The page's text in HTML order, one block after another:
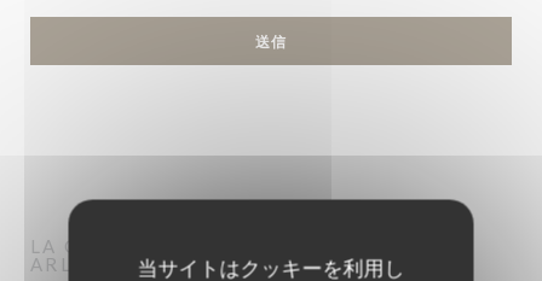
当サイトはクッキーを利用し
LA GUEULE DU LOUP
ARLES